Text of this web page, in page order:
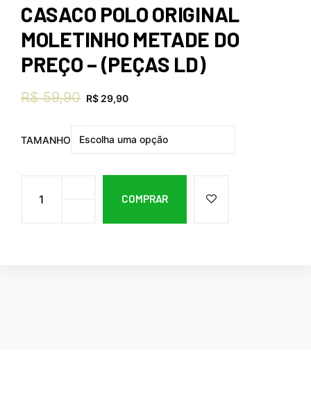
CASACO POLO ORIGINAL
MOLETINHO METADE DO
PREÇO – (PEÇAS LD)
R$59,90 R$ 29,90
TAMANHO
COMPRAR